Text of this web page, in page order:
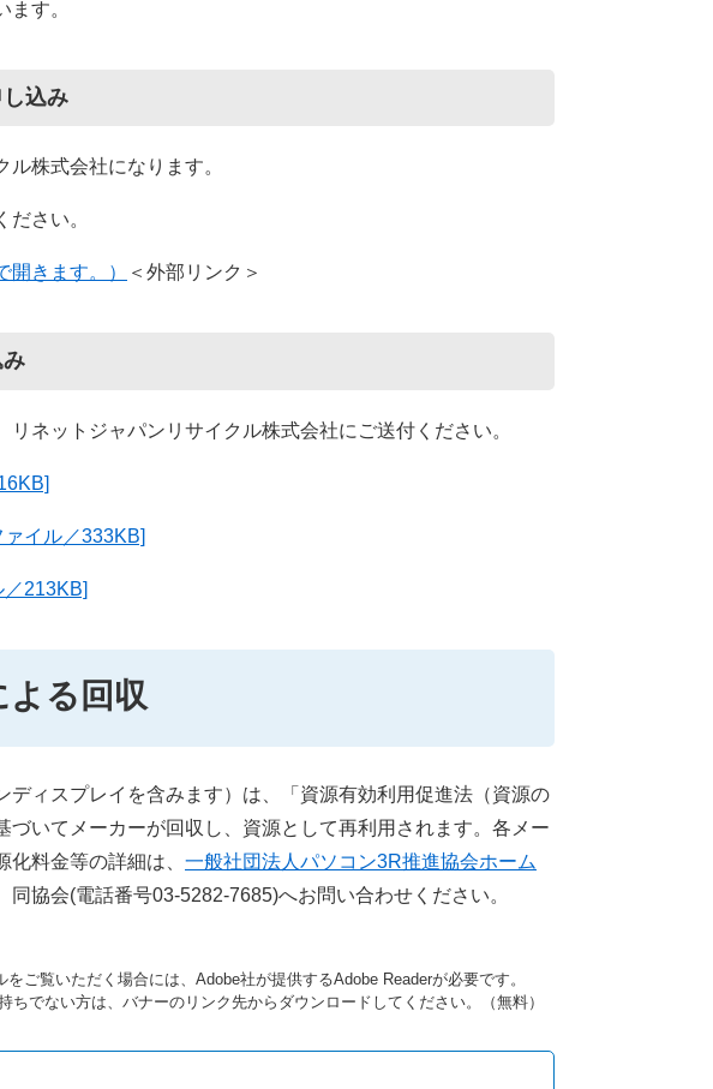
す。
込み
株式会社になります。
さい。
きます。） ＜外部リンク＞
ネットジャパンリサイクル株式会社にご送付ください。
イル／333KB]
213KB]
る回収
ディスプレイを含みます）は、「資源有効利用促進法（資源の
づいてメーカーが回収し、資源として再利用されます。各メー
料金等の詳細は、 一般社団法人パソコン3R推進協会ホーム
同協会(電話番号03-5282-7685)へお問い合わせください。
をご覧いただく場合には、Adobe社が提供するAdobe Readerが必要です。
ちでない方は、バナーのリンク先からダウンロードしてください。（無料）